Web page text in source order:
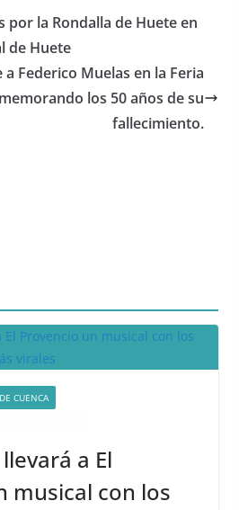
por la Rondalla de Huete en
de Huete
Federico Muelas en la Feria
los 50 años de su
fallecimiento.
CUENCA
a El
musical con los